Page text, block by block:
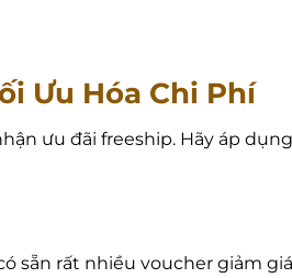
Ưu Hóa Chi Phí
ưu đãi freeship. Hãy áp
sẵn rất nhiều voucher giảm